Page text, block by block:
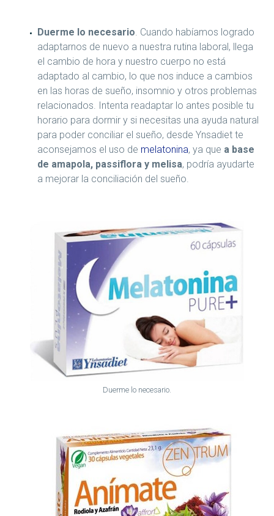
Duerme lo necesario. Cuando habíamos logrado
adaptarnos de nuevo a nuestra rutina laboral, llega
el cambio de hora y nuestro cuerpo no está
adaptado al cambio, lo que nos induce a cambios
en las horas de sueño, insomnio y otros problemas
relacionados. Intenta readaptar lo antes posible tu
horario para dormir y si necesitas una ayuda natural
para poder conciliar el sueño, desde Ynsadiet te
aconsejamos el uso de melatonina, ya que a base
de amapola, passiflora y melisa, podría ayudarte
a mejorar la conciliación del sueño.
Duerme lo necesario.